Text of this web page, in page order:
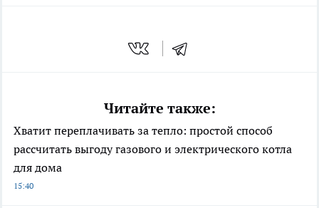
Читайте также:
Хватит переплачивать за тепло: простой способ
рассчитать выгоду газового и электрического котла
для дома
15:40